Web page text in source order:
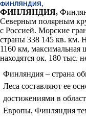
ФИНЛЯНДИЯ,
ФИНЛЯНДИЯ,
Северным полярным
с Россией. Морские
страны 338 145 кв. км.
1160 км,
находятся ок. 180 тыс.
Финляндия – страна
Леса составляют ее
достижениями в
Европы, Финляндия